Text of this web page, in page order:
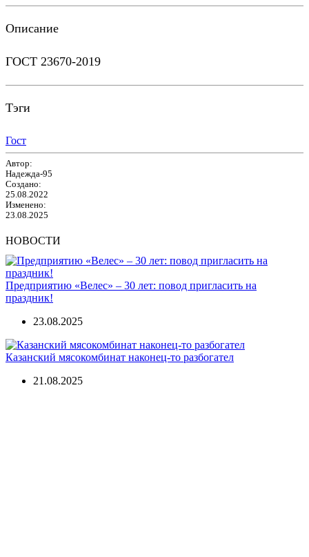
Описание
ГОСТ 23670-2019
Тэги
Гост
Автор:
Надежда-95
Создано:
25.08.2022
Изменено:
23.08.2025
НОВОСТИ
Предприятию «Велес» – 30 лет: повод пригласить на
праздник!
23.08.2025
Казанский мясокомбинат наконец-то разбогател
21.08.2025